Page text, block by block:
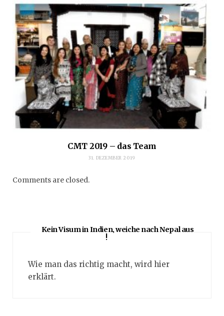
CMT 2019 – das Team
31. DEZEMBER 2019
Comments are closed.
Kein Visum in Indien, weiche nach Nepal aus
!
Wie man das richtig macht, wird hier
erklärt.